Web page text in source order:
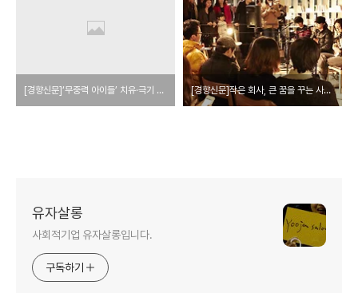
[경향신문]‘무중력 아이들’ 치유·극기 도와주는 ‘특별한 2곳’ [경향신문]작은 회사, 큰 꿈을 꾸는 사람들의 유쾌한 도전
유자살롱
사회적기업 유자살롱입니다.
구독하기